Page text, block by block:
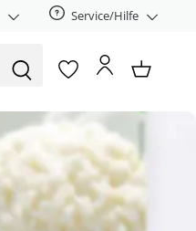
Service/Hilfe